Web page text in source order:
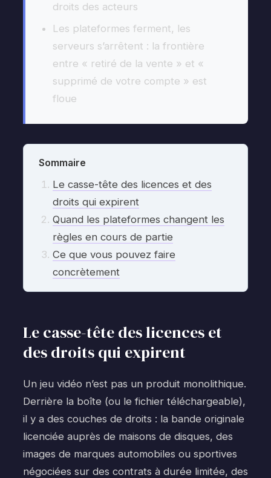
droits des acteurs
Les plateformes ferment, les
serveurs s’arrêtent : la frontière
entre « retiré de la vente » et «
supprimé de votre compte » est
floue
Sommaire
Le casse-tête des licences et des
droits qui expirent
Quand les plateformes changent les
règles en cours de partie
Ce que vous pouvez faire
concrètement
Le casse-tête des licences et
des droits qui expirent
Un jeu vidéo n’est pas un produit monolithique.
Derrière la boîte (ou le fichier téléchargeable),
il y a des couches de droits : la bande originale
licenciée auprès de maisons de disques, des
images de marques automobiles ou sportives
négociées sur des contrats à durée limitée, des